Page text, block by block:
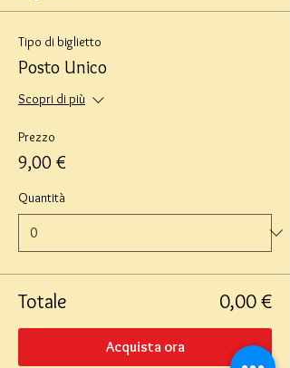
Tipo di biglietto
Posto Unico
Scopri di più
Prezzo
9,00 €
Quantità
Totale 0,00 €
Acquista ora